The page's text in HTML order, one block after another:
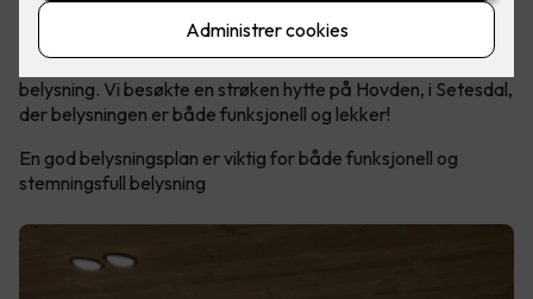
Vi nordmenn elsker å dra på hytta, det er det ikke noe tvil
om. En viktig trivselsfaktor på hytta er god og riktig
belysning. Vi besøkte en strøken hytte på Hovden, i Setesdal,
der belysningen er både funksjonell og lekker!
En god belysningsplan er viktig for både funksjonell og
stemningsfull belysning